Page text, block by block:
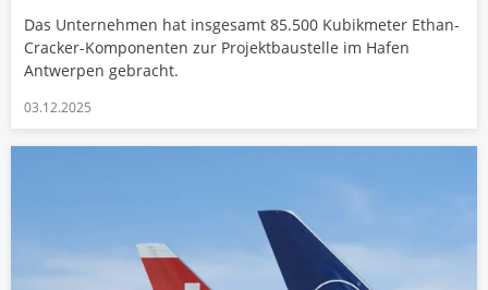
Das Unternehmen hat insgesamt 85.500 Kubikmeter Ethan-
Cracker-Komponenten zur Projektbaustelle im Hafen
Antwerpen gebracht.
03.12.2025